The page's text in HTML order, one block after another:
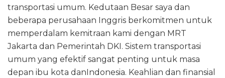
transportasi umum. Kedutaan Besar saya dan
beberapa perusahaan Inggris berkomitmen untuk
memperdalam kemitraan kami dengan MRT
Jakarta dan Pemerintah DKI. Sistem transportasi
umum yang efektif sangat penting untuk masa
depan ibu kota danIndonesia. Keahlian dan finansial